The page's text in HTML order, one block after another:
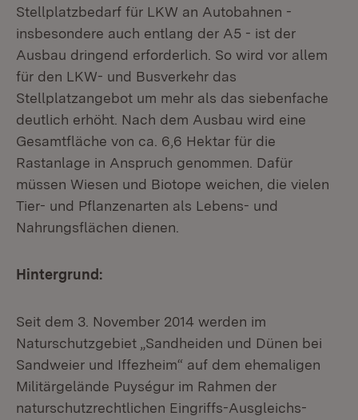
Stellplatzbedarf für LKW an Autobahnen -
insbesondere auch entlang der A5 - ist der
Ausbau dringend erforderlich. So wird vor allem
für den LKW- und Busverkehr das
Stellplatzangebot um mehr als das siebenfache
deutlich erhöht. Nach dem Ausbau wird eine
Gesamtfläche von ca. 6,6 Hektar für die
Rastanlage in Anspruch genommen. Dafür
müssen Wiesen und Biotope weichen, die vielen
Tier- und Pflanzenarten als Lebens- und
Nahrungsflächen dienen.
Hintergrund:
Seit dem 3. November 2014 werden im
Naturschutzgebiet „Sandheiden und Dünen bei
Sandweier und Iffezheim“ auf dem ehemaligen
Militärgelände Puységur im Rahmen der
naturschutzrechtlichen Eingriffs-Ausgleichs-